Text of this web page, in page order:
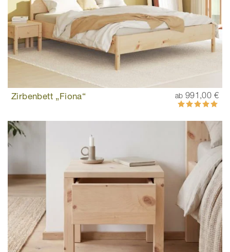
Zirbenbett „Fiona“ ab 991,00 €
Bewertung:
100%